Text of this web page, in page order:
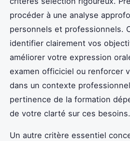
procéder à une analyse
personnels et professionnels.
identifier clairement vos
améliorer votre expression
examen officiciel ou renforcer
dans un contexte
pertinence de la formation
de votre clarté sur ces besoins.
Un autre critère essentiel